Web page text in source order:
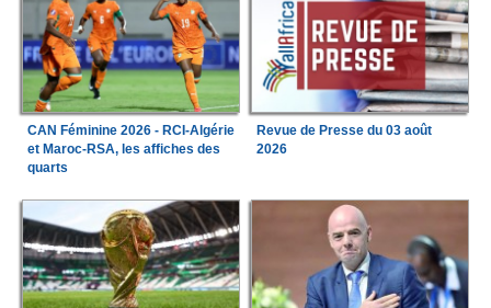
CAN Féminine 2026 - RCI-Algérie
et Maroc-RSA, les affiches des
quarts
Revue de Presse du 03 août
2026